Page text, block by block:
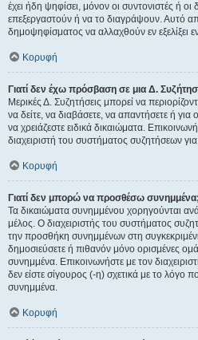
έχει ήδη ψηφίσει, μόνον οι συντονιστές ή οι
επεξεργαστούν ή να το διαγράψουν. Αυτό
δημοψηφίσματος να αλλαχθούν εν εξελίξει
Κορυφή
Γιατί δεν έχω πρόσβαση σε μια Δ.
Μερικές Δ. Συζητήσεις μπορεί να
να δείτε, να διαβάσετε, να απαντήσετε ή
να χρειάζεστε ειδικά δικαιώματα.
διαχειριστή του συστήματος συζητήσεων
Κορυφή
Γιατί δεν μπορώ να προσθέσω συνημμένα;
Τα δικαιώματα συνημμένου χορηγούνται
μέλος. Ο διαχειριστής του συστήματος
την προσθήκη συνημμένων στη
δημοσιεύσετε ή πιθανόν μόνο ορισμένες
συνημμένα. Επικοινωνήστε με τον
δεν είστε σίγουρος (-η) σχετικά με το λόγο
συνημμένα.
Κορυφή